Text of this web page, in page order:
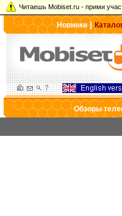
Читаешь Mobiset.ru - прими
Новинки|
Обзоры